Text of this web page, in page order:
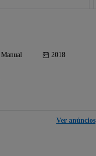
Manual 2018
Ver anúncios